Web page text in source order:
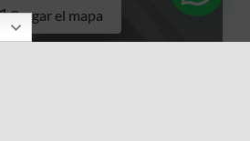
Cargar el mapa